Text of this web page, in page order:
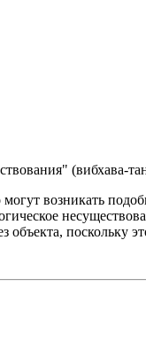
(вибхава-
возникать
поскольку